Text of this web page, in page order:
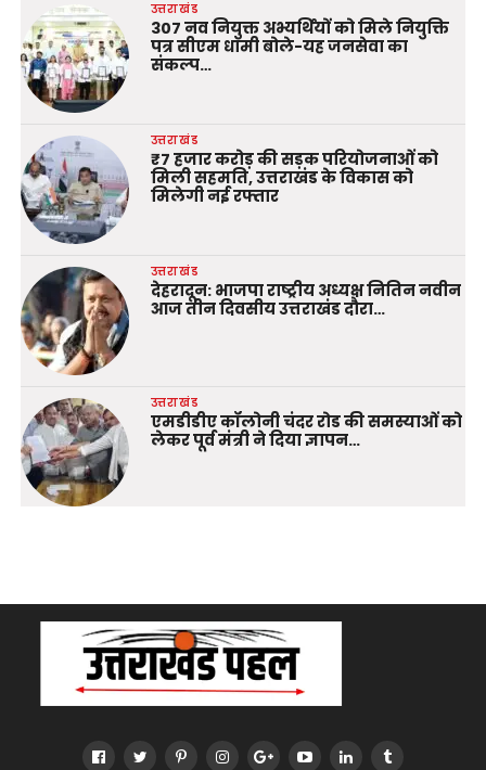
उत्तराखंड
307 नव नियुक्त अभ्यर्थियों को मिले नियुक्ति
पत्र सीएम धामी बोले-यह जनसेवा का
संकल्प…
उत्तराखंड
₹7 हजार करोड़ की सड़क परियोजनाओं को
मिली सहमति, उत्तराखंड के विकास को
मिलेगी नई रफ्तार
उत्तराखंड
देहरादून: भाजपा राष्ट्रीय अध्यक्ष नितिन नवीन
आज तीन दिवसीय उत्तराखंड दौरा…
उत्तराखंड
एमडीडीए कॉलोनी चंदर रोड की समस्याओं को
लेकर पूर्व मंत्री ने दिया ज्ञापन…